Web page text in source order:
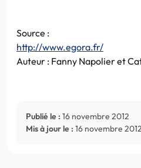
Source :
http://www.egora.fr/
Auteur : Fanny Napolier et
Publié le : 16 novembre 2012
Mis à jour le : 16 novembre 2012